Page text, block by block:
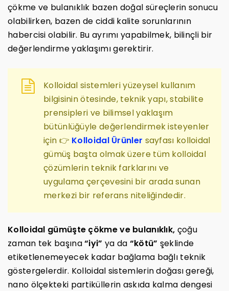
çökme ve bulanıklık bazen doğal süreçlerin sonucu
olabilirken, bazen de ciddi kalite sorunlarının
habercisi olabilir. Bu ayrımı yapabilmek, bilinçli bir
değerlendirme yaklaşımı gerektirir.
Kolloidal sistemleri yüzeysel kullanım
bilgisinin ötesinde, teknik yapı, stabilite
prensipleri ve bilimsel yaklaşım
bütünlüğüyle değerlendirmek isteyenler
için 👉 Kolloidal Ürünler sayfası kolloidal
gümüş başta olmak üzere tüm kolloidal
çözümlerin teknik farklarını ve
uygulama çerçevesini bir arada sunan
merkezi bir referans niteliğindedir.
Kolloidal gümüşte çökme ve bulanıklık, çoğu
zaman tek başına“iyi” ya da “kötü” şeklinde
etiketlenemeyecek kadar bağlama bağlı teknik
göstergelerdir. Kolloidal sistemlerin doğası gereği,
nano ölçekteki partiküllerin askıda kalma dengesi